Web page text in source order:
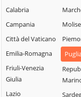
della Daunia
Celenza
Valfortore
Celle di San Vito
Cerignola
Peschici
Rignano
Calabria
Campania
Città del Vaticano
Emilia-Romagna
Friuli-Venezia
Giulia
Lazio
Molise